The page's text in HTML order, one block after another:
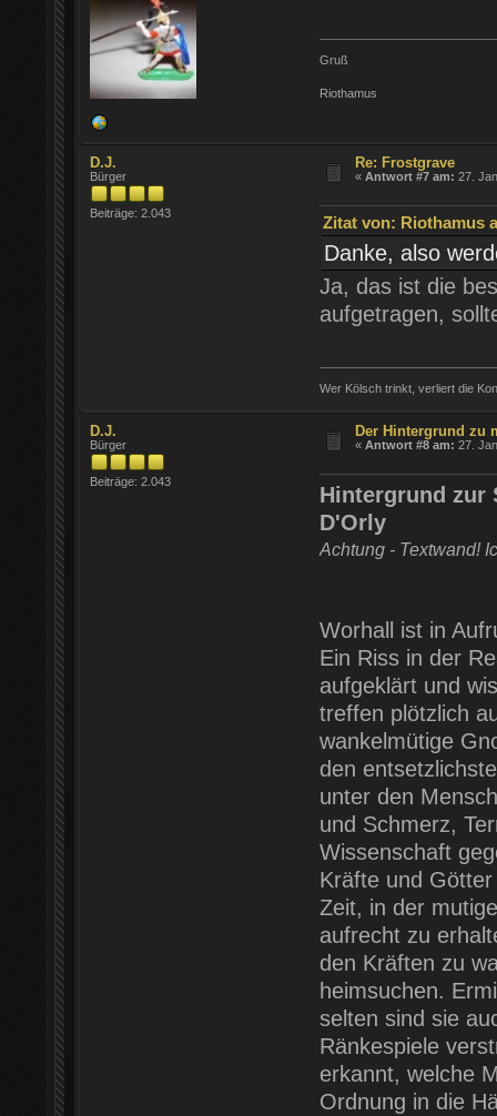
Gruß
Riothamus
D.J.
Bürger
Beiträge: 2.043
Re: Frostgrave
«Antwort #7 am: 27.
Zitat von: Riothamus
Danke, also
Ja, das ist die
aufgetragen,
Wer Kölsch trinkt, verliert die
D.J.
Bürger
Beiträge: 2.043
Der Hintergrund zu
«Antwort #8 am: 27.
Hintergrund zur
D'Orly
Achtung - Textwand!
Worhall ist in
Ein Riss in der
aufgeklärt und
treffen plötzlich
wankelmütige
den
unter den
und Schmerz,
Wissenschaft
Kräfte und
Zeit, in der
aufrecht zu
den Kräften zu
heimsuchen.
selten sind sie
Ränkespiele
erkannt, welche
Ordnung in die